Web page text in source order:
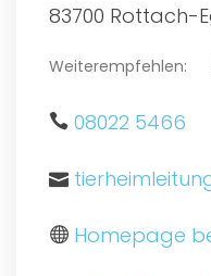
83700 Rottach-
Weiterempfehlen:
08022 5466
Homepage